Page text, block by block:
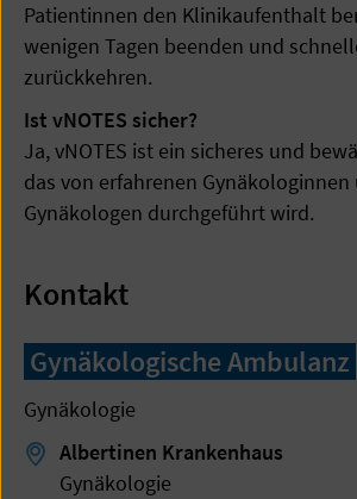
Patientinnen den Klinikaufenthalt
wenigen Tagen beenden und
zurückkehren.
Ist vNOTES sicher?
Ja, vNOTES ist ein sicheres und
das von erfahrenen Gynäkologinnen
Gynäkologen durchgeführt wird.
Kontakt
Gynäkologische Ambulanz
Gynäkologie
Albertinen Krankenhaus
Gynäkologie